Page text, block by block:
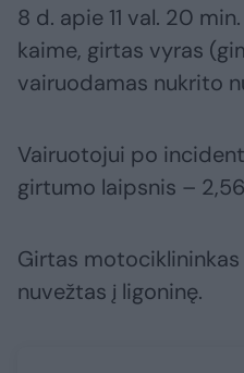
8 d. apie 11 val. 20
kaime, girtas vyras
vairuodamas nukrito
Vairuotojui po
girtumo laipsnis –
Girtas
nuvežtas į ligoninę.